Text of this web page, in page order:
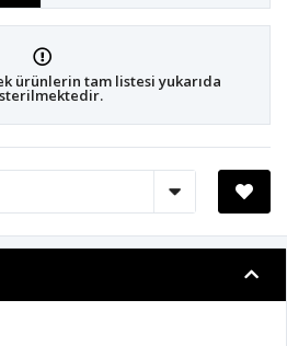
ürünlerin tam listesi yukarıda